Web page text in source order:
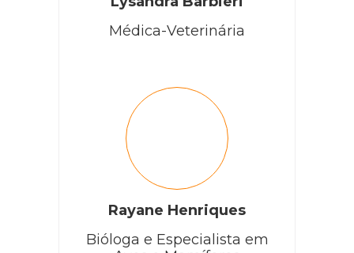
Médica-Veterinária
Rayane Henriques
Bióloga e Especialista em